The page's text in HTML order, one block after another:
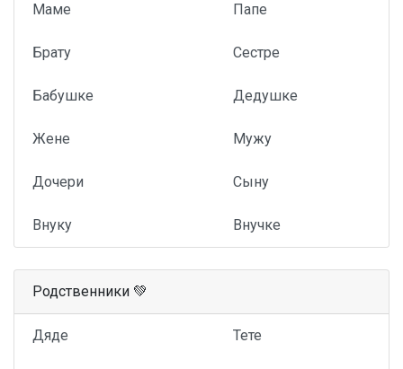
Маме Папе
Брату Сестре
Бабушке Дедушке
Жене Мужу
Дочери Сыну
Внуку Внучке
Родственники 💚
Дяде Тете